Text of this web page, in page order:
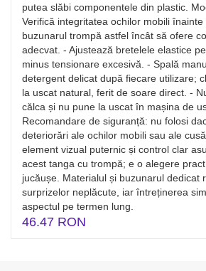
putea slăbi componentele din plastic.
Verifică integritatea ochilor mobili
buzunarul trompă astfel încât să ofere
adecvat. - Ajustează bretelele elastice
minus tensionare excesivă. - Spală
detergent delicat după fiecare utilizare;
la uscat natural, ferit de soare direct. -
călca și nu pune la uscat în mașina de
Recomandare de siguranță: nu folosi
deteriorări ale ochilor mobili sau ale
element vizual puternic și control clar
acest tanga cu trompă; e o alegere
jucăușe. Materialul și buzunarul dedicat
surprizelor neplăcute, iar întreținerea
aspectul pe termen lung.
46.47 RON